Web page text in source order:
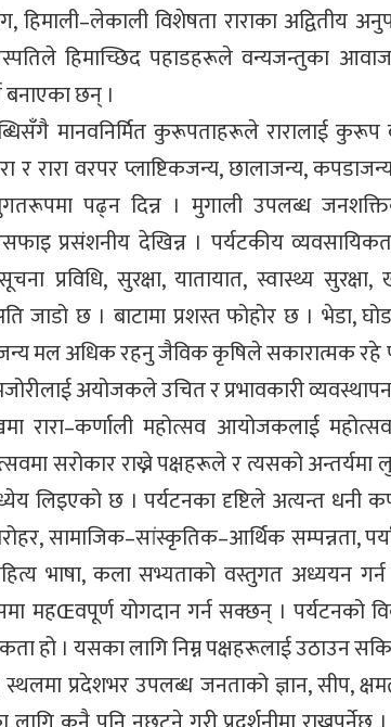
हिमाली–लेकाली विशेषता राराका अद्वितीय
हिमाच्छिद पहाडहरूले वन्यजन्तुका
बनाएका छन् ।
मानवनिर्मित कुरूपताहरूले रारालाई कुरूप
र रारा वरपर प्लाष्टिकजन्य, छालाजन्य,
पढ्न दिन्न । मुगाली उपलब्ध
प्रसंशनीय देखिन्न । पर्यटकीय
प्रविधि, सुरक्षा, यातायात, स्वास्थ्य सुरक्षा,
जाडो छ । बाटामा प्रशस्त फोहोर छ । भेडा,
मल अधिक रहनु जैविक कृषिले सकारात्मक रहे
अयोजकले उचित र प्रभावकारी व्यवस्थापन
रारा–कर्णाली महोत्सव आयोजकलाई
सरोकार राख्ने पक्षहरूले र त्यसको
लिइएको छ । पर्यटनका दृष्टिले अत्यन्त धनी
सामाजिक–सांस्कृतिक–आर्थिक सम्पन्नता,
भाषा, कला सभ्यताको वस्तुगत अध्ययन
महŒवपूर्ण योगदान गर्न सक्छन् । पर्यटनको
हो । यसका लागि निम्न पक्षहरूलाई उठाउन
प्रदेशभर उपलब्ध जनताको ज्ञान, सीप,